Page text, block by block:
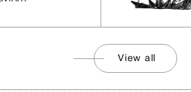
View all